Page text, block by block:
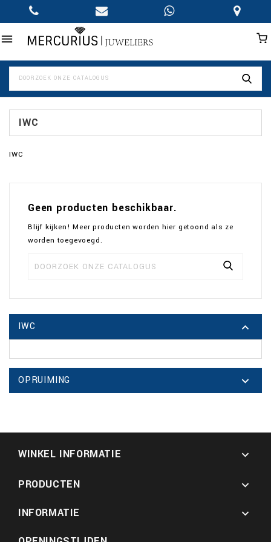

IWC
IWC
Geen producten beschikbaar.
Blijf kijken! Meer producten worden hier getoond als ze
worden toegevoegd.
IWC 
OPRUIMING 
WINKEL INFORMATIE 
PRODUCTEN

INFORMATIE
